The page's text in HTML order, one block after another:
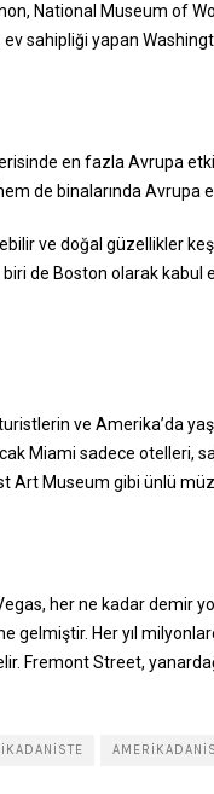
National Museum of
sahipliği yapan
en fazla Avrupa
de binalarında Avrupa
ve doğal güzellikler
de Boston olarak
ve Amerika’da
Miami sadece otelleri,
Art Museum gibi ünlü
her ne kadar demir
Her yıl
Fremont Street,